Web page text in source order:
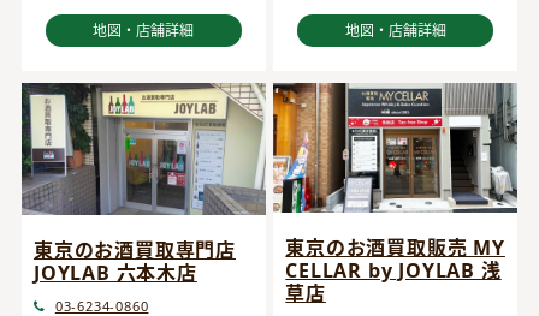
地図・店舗詳細 地図・店舗詳細
東京のお酒買取専門店
JOYLAB 六本木店
03-6234-0860
東京のお酒買取販売 MY
CELLAR by JOYLAB 浅
草店